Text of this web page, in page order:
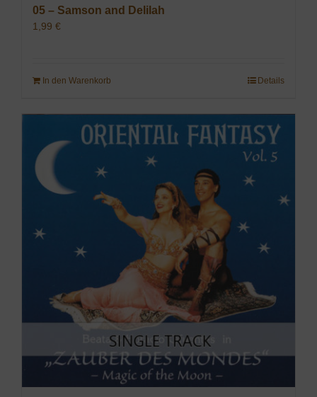
05 – Samson and Delilah
1,99 €
In den Warenkorb Details